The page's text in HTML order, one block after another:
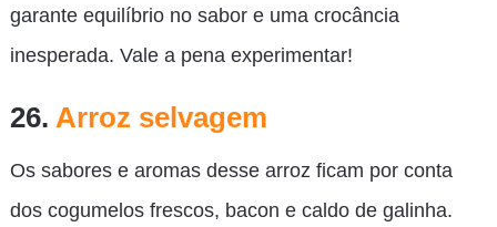
garante equilíbrio no sabor e uma crocância
inesperada. Vale a pena experimentar!
26. Arroz selvagem
Os sabores e aromas desse arroz ficam por conta
dos cogumelos frescos, bacon e caldo de galinha.